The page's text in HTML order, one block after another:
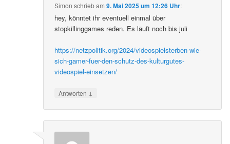
Simon schriebam9. Mai 2025 um 12:26 Uhr:
hey, könntet ihr eventuell einmal über
stopkillinggames reden. Es läuft noch bis juli
https://netzpolitik.org/2024/videospielsterben-wie-
sich-gamer-fuer-den-schutz-des-kulturgutes-
videospiel-einsetzen/
Antworten ↓